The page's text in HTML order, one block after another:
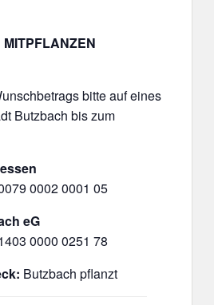
bitte auf eines
Butzbach bis zum
0002 0001 05
eG
0000 0251 78
Butzbach pflanzt